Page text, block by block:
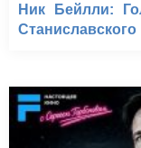
Ник Бейлли:
Станиславского